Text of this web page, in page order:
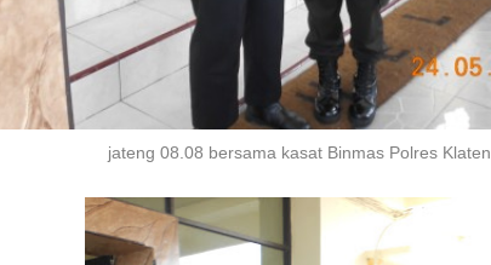
jateng 08.08 bersama kasat Binmas Polres Klaten